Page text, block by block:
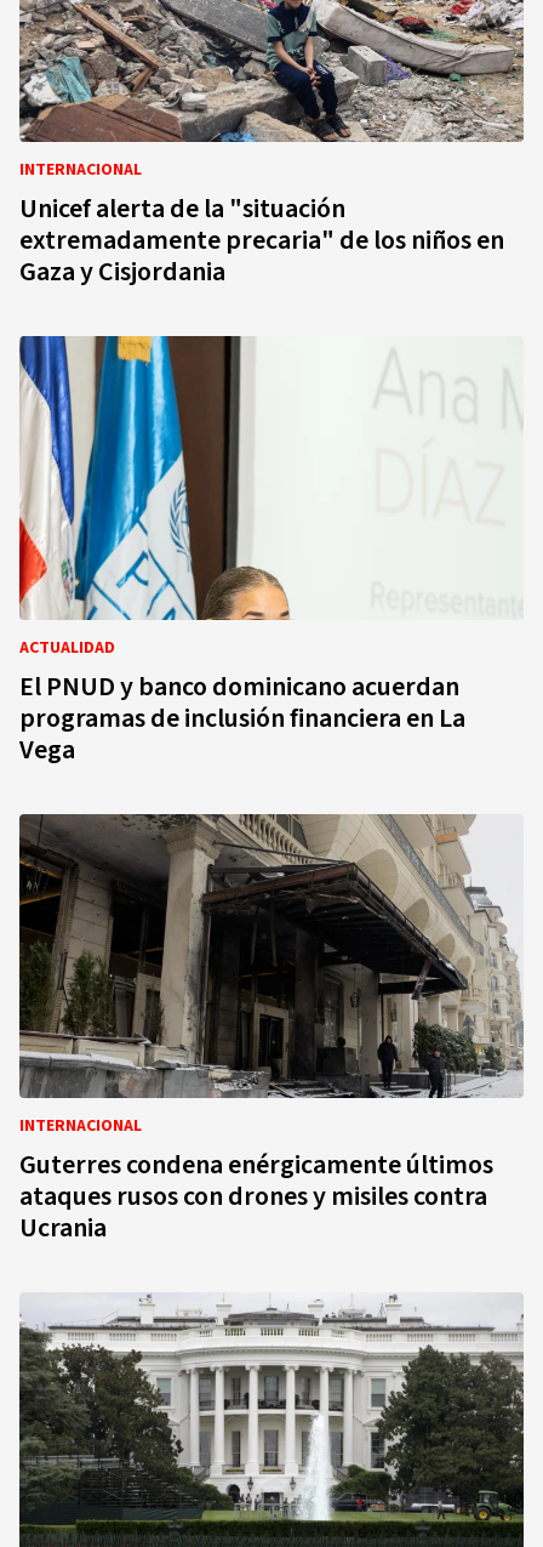
INTERNACIONAL
Unicef alerta de la "situación
extremadamente precaria" de los niños en
Gaza y Cisjordania
ACTUALIDAD
El PNUD y banco dominicano acuerdan
programas de inclusión financiera en La
Vega
INTERNACIONAL
Guterres condena enérgicamente últimos
ataques rusos con drones y misiles contra
Ucrania